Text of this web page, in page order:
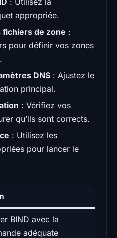
appropriée.
de zone :
pour définir vos zones
DNS : Ajustez le
principal.
: Vérifiez vos
qu’ils sont corrects.
: Utilisez les
pour lancer le
BIND avec la
adéquate